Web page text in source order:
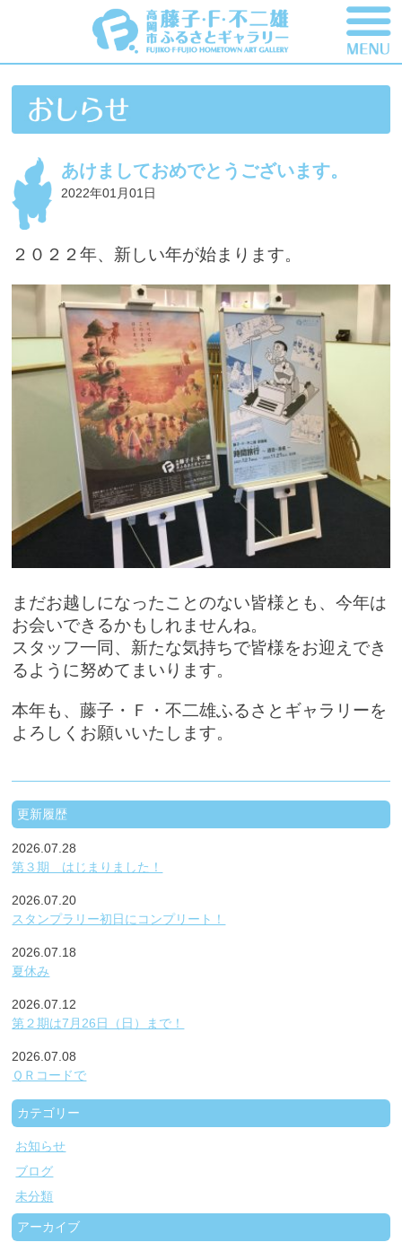
あけましておめでとうございます。
2022年01月01日
２０２２年、新しい年が始まります。
まだお越しになったことのない皆様とも、今年は
お会いできるかもしれませんね。
スタッフ一同、新たな気持ちで皆様をお迎えでき
るように努めてまいります。
本年も、藤子・Ｆ・不二雄ふるさとギャラリーを
よろしくお願いいたします。
更新履歴
2026.07.28
第３期 はじまりました！
2026.07.20
スタンプラリー初日にコンプリート！
2026.07.18
夏休み
2026.07.12
第２期は7月26日（日）まで！
2026.07.08
ＱＲコードで
カテゴリー
お知らせ
ブログ
未分類
アーカイブ